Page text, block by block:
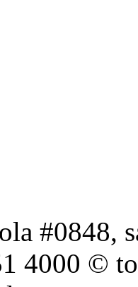
#0848,
4000 ©